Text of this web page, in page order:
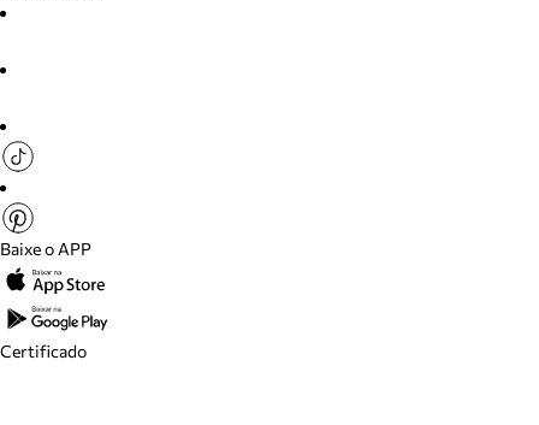
Baixe o APP
Certificado